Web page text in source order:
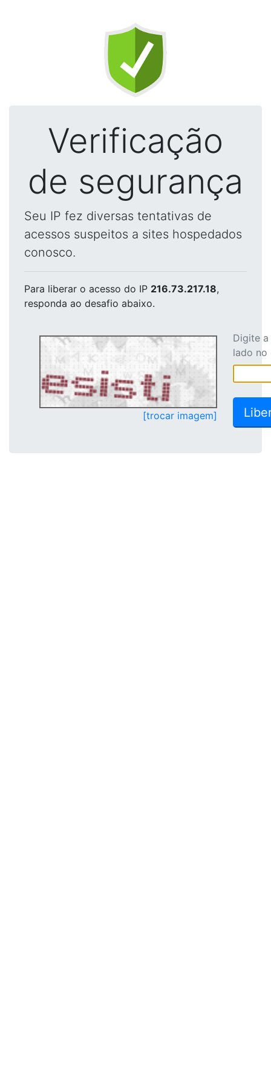
Verificação
de segurança
Seu IP fez diversas tentativas de
acessos suspeitos a sites hospedados
conosco.
Para liberar o acesso do IP 216.73.217.18,
responda ao desafio abaixo.
[trocar imagem]
Digite
lado no